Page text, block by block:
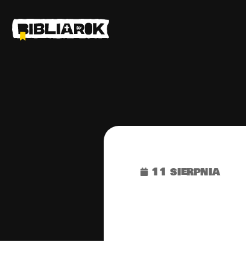
11 sierpnia